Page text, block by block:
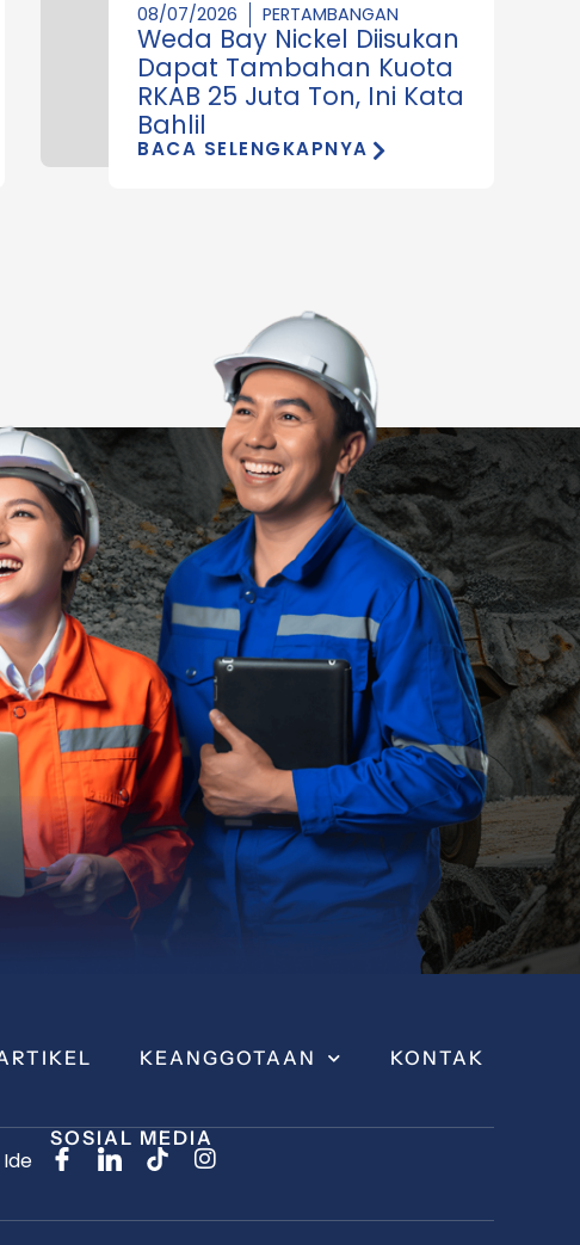
08/07/2026 PERTAMBANGAN
Weda Bay Nickel Diisukan
Dapat Tambahan Kuota
RKAB 25 Juta Ton, Ini Kata
Bahlil
BACA SELENGKAPNYA
KEANGGOTAAN KONTAK
SOSIAL MEDIA
I
t